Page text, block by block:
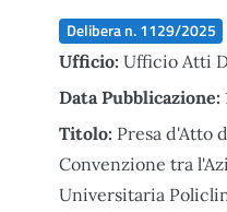
Delibera n. 1129/2025
Ufficio: Ufficio Atti
Data Pubblicazione:
Titolo: Presa d'Atto
Convenzione tra
Universitaria